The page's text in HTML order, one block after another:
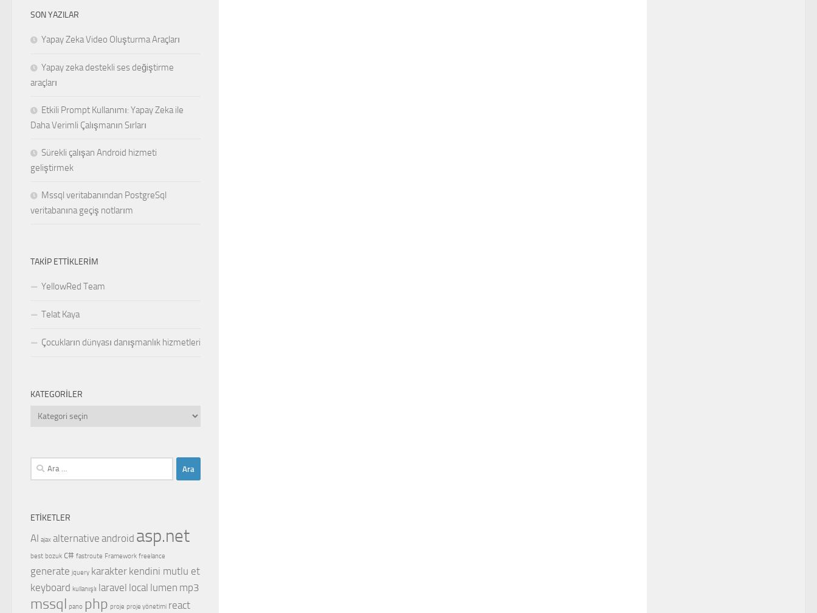
SON YAZILAR
Yapay Zeka Video Oluşturma Araçları
Yapay zeka destekli ses değiştirme
araçları
Etkili Prompt Kullanımı: Yapay Zeka ile
Daha Verimli Çalışmanın Sırları
Sürekli çalışan Android hizmeti
geliştirmek
Mssql veritabanından PostgreSql
veritabanına geçiş notlarım
TAKIP ETTIKLERIM
YellowRed Team
Telat Kaya
Çocukların dünyası danışmanlık hizmetleri
KATEGORILER
Kategoriler
Arama:
ETIKETLER
AI ajax alternative android asp.net
best bozuk c# fastroute Framework freelance
generate jquery karakter kendini mutlu et
keyboard kullanışlı laravel local lumen mp3
mssql pano php proje proje yönetimi react